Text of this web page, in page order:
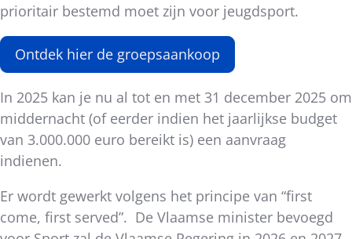
prioritair bestemd moet zijn voor jeugdsport.
Ontdek hier de groepsaankoop
In 2025 kan je nu al tot en met 31 december 2025 om
middernacht (of eerder indien het jaarlijkse budget
van 3.000.000 euro bereikt is) een aanvraag
indienen.
Er wordt gewerkt volgens het principe van “first
come, first served”. De Vlaamse minister bevoegd